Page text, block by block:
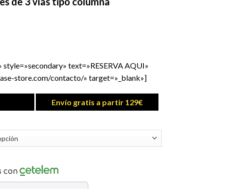
text=»RESERVA AQUI»
store.com/contacto/» target=»_blank»]
Envío gratis a partir 129€
con